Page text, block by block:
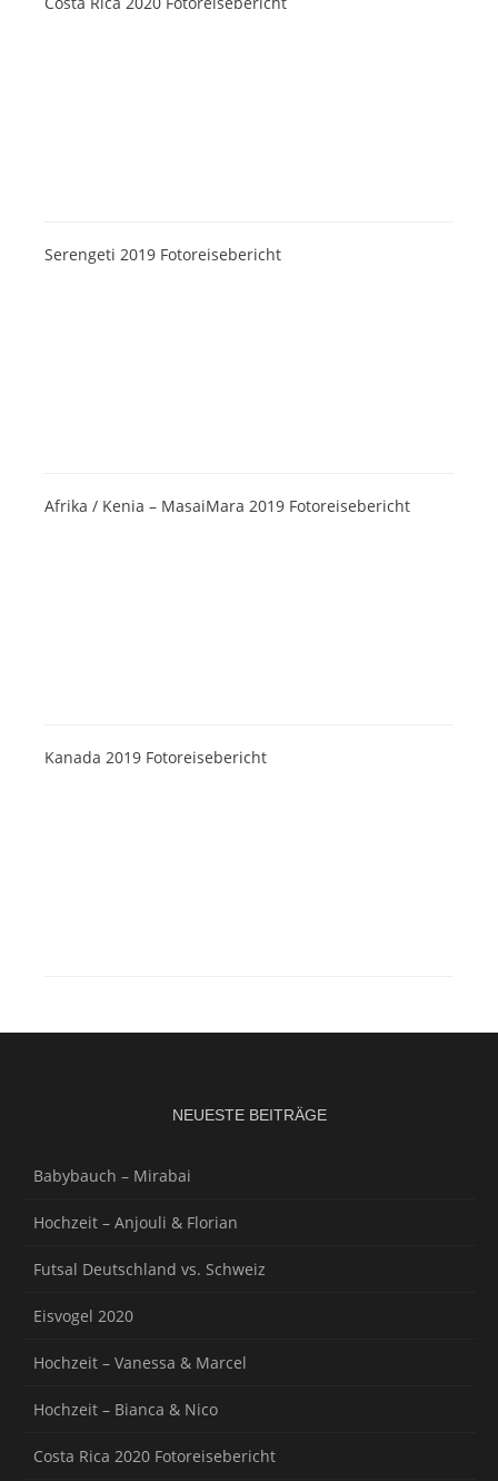
Serengeti 2019 Fotoreisebericht
Afrika / Kenia – MasaiMara 2019 Fotoreisebericht
Kanada 2019 Fotoreisebericht
NEUESTE BEITRÄGE
Babybauch – Mirabai
Hochzeit – Anjouli & Florian
Futsal Deutschland vs. Schweiz
Eisvogel 2020
Hochzeit – Vanessa & Marcel
Hochzeit – Bianca & Nico
Costa Rica 2020 Fotoreisebericht